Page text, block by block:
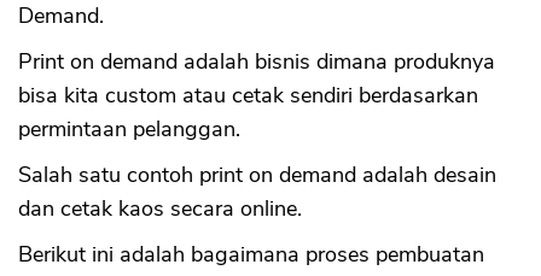
Demand.
Print on demand adalah bisnis dimana produknya
bisa kita custom atau cetak sendiri berdasarkan
permintaan pelanggan.
Salah satu contoh print on demand adalah desain
dan cetak kaos secara online.
Berikut ini adalah bagaimana proses pembuatan